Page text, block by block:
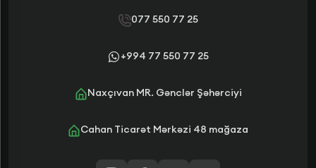
077 550 77 25
+994 77 550 77 25
Naxçıvan MR. Gənclər Şəhərciyi
Cahan Ticarət Mərkəzi 48 mağaza